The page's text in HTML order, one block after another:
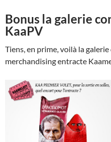
Bonus la galerie
KaaPV
Tiens, en prime, voilà la
merchandising entracte